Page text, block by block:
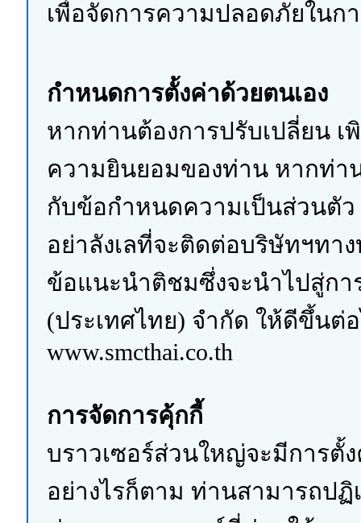
เพื่อจัดการความปลอดภัยในก
กำหนดการตั้งค่าด้วยตนเอง
หากท่านต้องการปรับเปลี่ยน เ
ความยินยอมของท่าน หากท่า
กับข้อกำหนดความเป็นส่วนตัว
อย่าลังเลที่จะติดต่อบริษัทฯทา
ข้อแนะนำติชมซึ่งจะนำไปสู่กา
(ประเทศไทย) จำกัด ให้ดีขึ้น
www.smcthai.co.th
การจัดการคุ้กกี้
บราวเซอร์ส่วนใหญ่จะมีการตั้
อย่างไรก็ตาม ท่านสามารถป